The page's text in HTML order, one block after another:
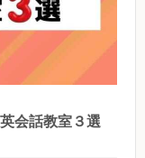
会話教室３選